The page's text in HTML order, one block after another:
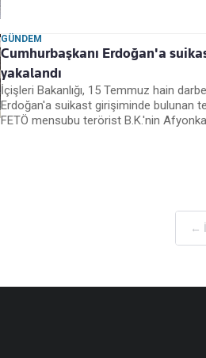
GÜNDEM
Cumhurbaşkanı Erdoğan'a
yakalandı
İçişleri Bakanlığı, 15 Temmuz hain
Erdoğan'a suikast girişiminde bulunan
FETÖ mensubu terörist B.K.'nin
←